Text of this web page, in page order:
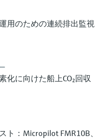
リアル
用のための連続排出監視
化に向けた船上CO₂回収
ト：Micropilot FMR10B、